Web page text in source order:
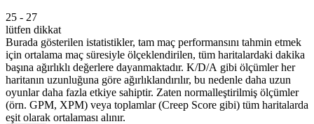
25 - 27
lütfen dikkat
Burada gösterilen istatistikler, tam maç performansını tahmin etmek
için ortalama maç süresiyle ölçeklendirilen, tüm haritalardaki dakika
başına ağırlıklı değerlere dayanmaktadır. K/D/A gibi ölçümler her
haritanın uzunluğuna göre ağırlıklandırılır, bu nedenle daha uzun
oyunlar daha fazla etkiye sahiptir. Zaten normalleştirilmiş ölçümler
(örn. GPM, XPM) veya toplamlar (Creep Score gibi) tüm haritalarda
eşit olarak ortalaması alınır.